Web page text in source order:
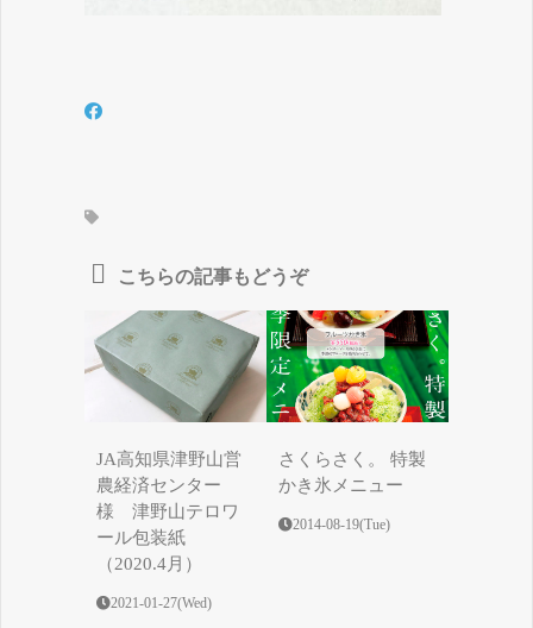
こちらの記事もどうぞ
JA高知県津野山営
農経済センター
様 津野山テロワ
ール包装紙
（2020.4月）
2021-01-27(Wed)
さくらさく。 特製
かき氷メニュー
2014-08-19(Tue)